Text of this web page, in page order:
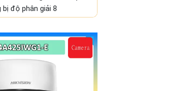
độ phân giải 8